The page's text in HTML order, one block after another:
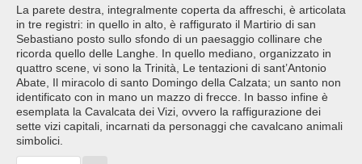
La parete destra, integralmente coperta da affreschi, è articolata
in tre registri: in quello in alto, è raffigurato il Martirio di san
Sebastiano posto sullo sfondo di un paesaggio collinare che
ricorda quello delle Langhe. In quello mediano, organizzato in
quattro scene, vi sono la Trinità, Le tentazioni di sant’Antonio
Abate, Il miracolo di santo Domingo della Calzata; un santo non
identificato con in mano un mazzo di frecce. In basso infine è
esemplata la Cavalcata dei Vizi, ovvero la raffigurazione dei
sette vizi capitali, incarnati da personaggi che cavalcano animali
simbolici.